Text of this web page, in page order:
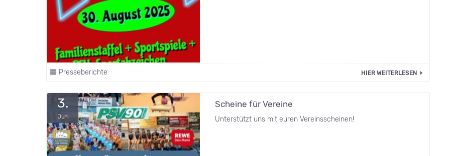
Presseberichte HIER WEITERLESEN
3.
Juni
Scheine für Vereine
Unterstützt uns mit euren Vereinsscheinen!